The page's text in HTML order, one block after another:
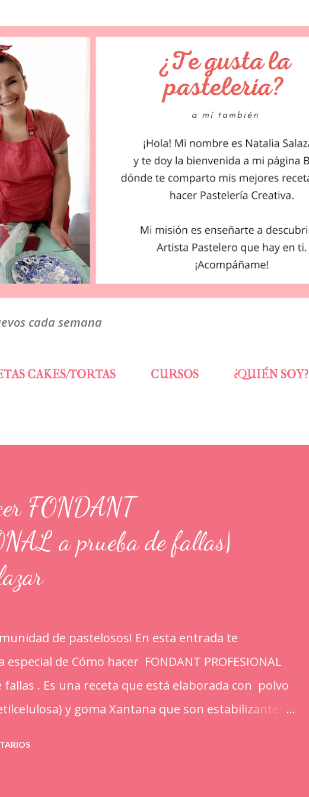
cada semana
CAKES/TORTAS CURSOS ¿QUIÉN SOY?
FONDANT
a prueba de fallas|
de pastelosos! En esta entrada te
de Cómo hacer FONDANT PROFESIONAL
fallas . Es una receta que está elaborada con polvo
y goma Xantana que son estabilizantes